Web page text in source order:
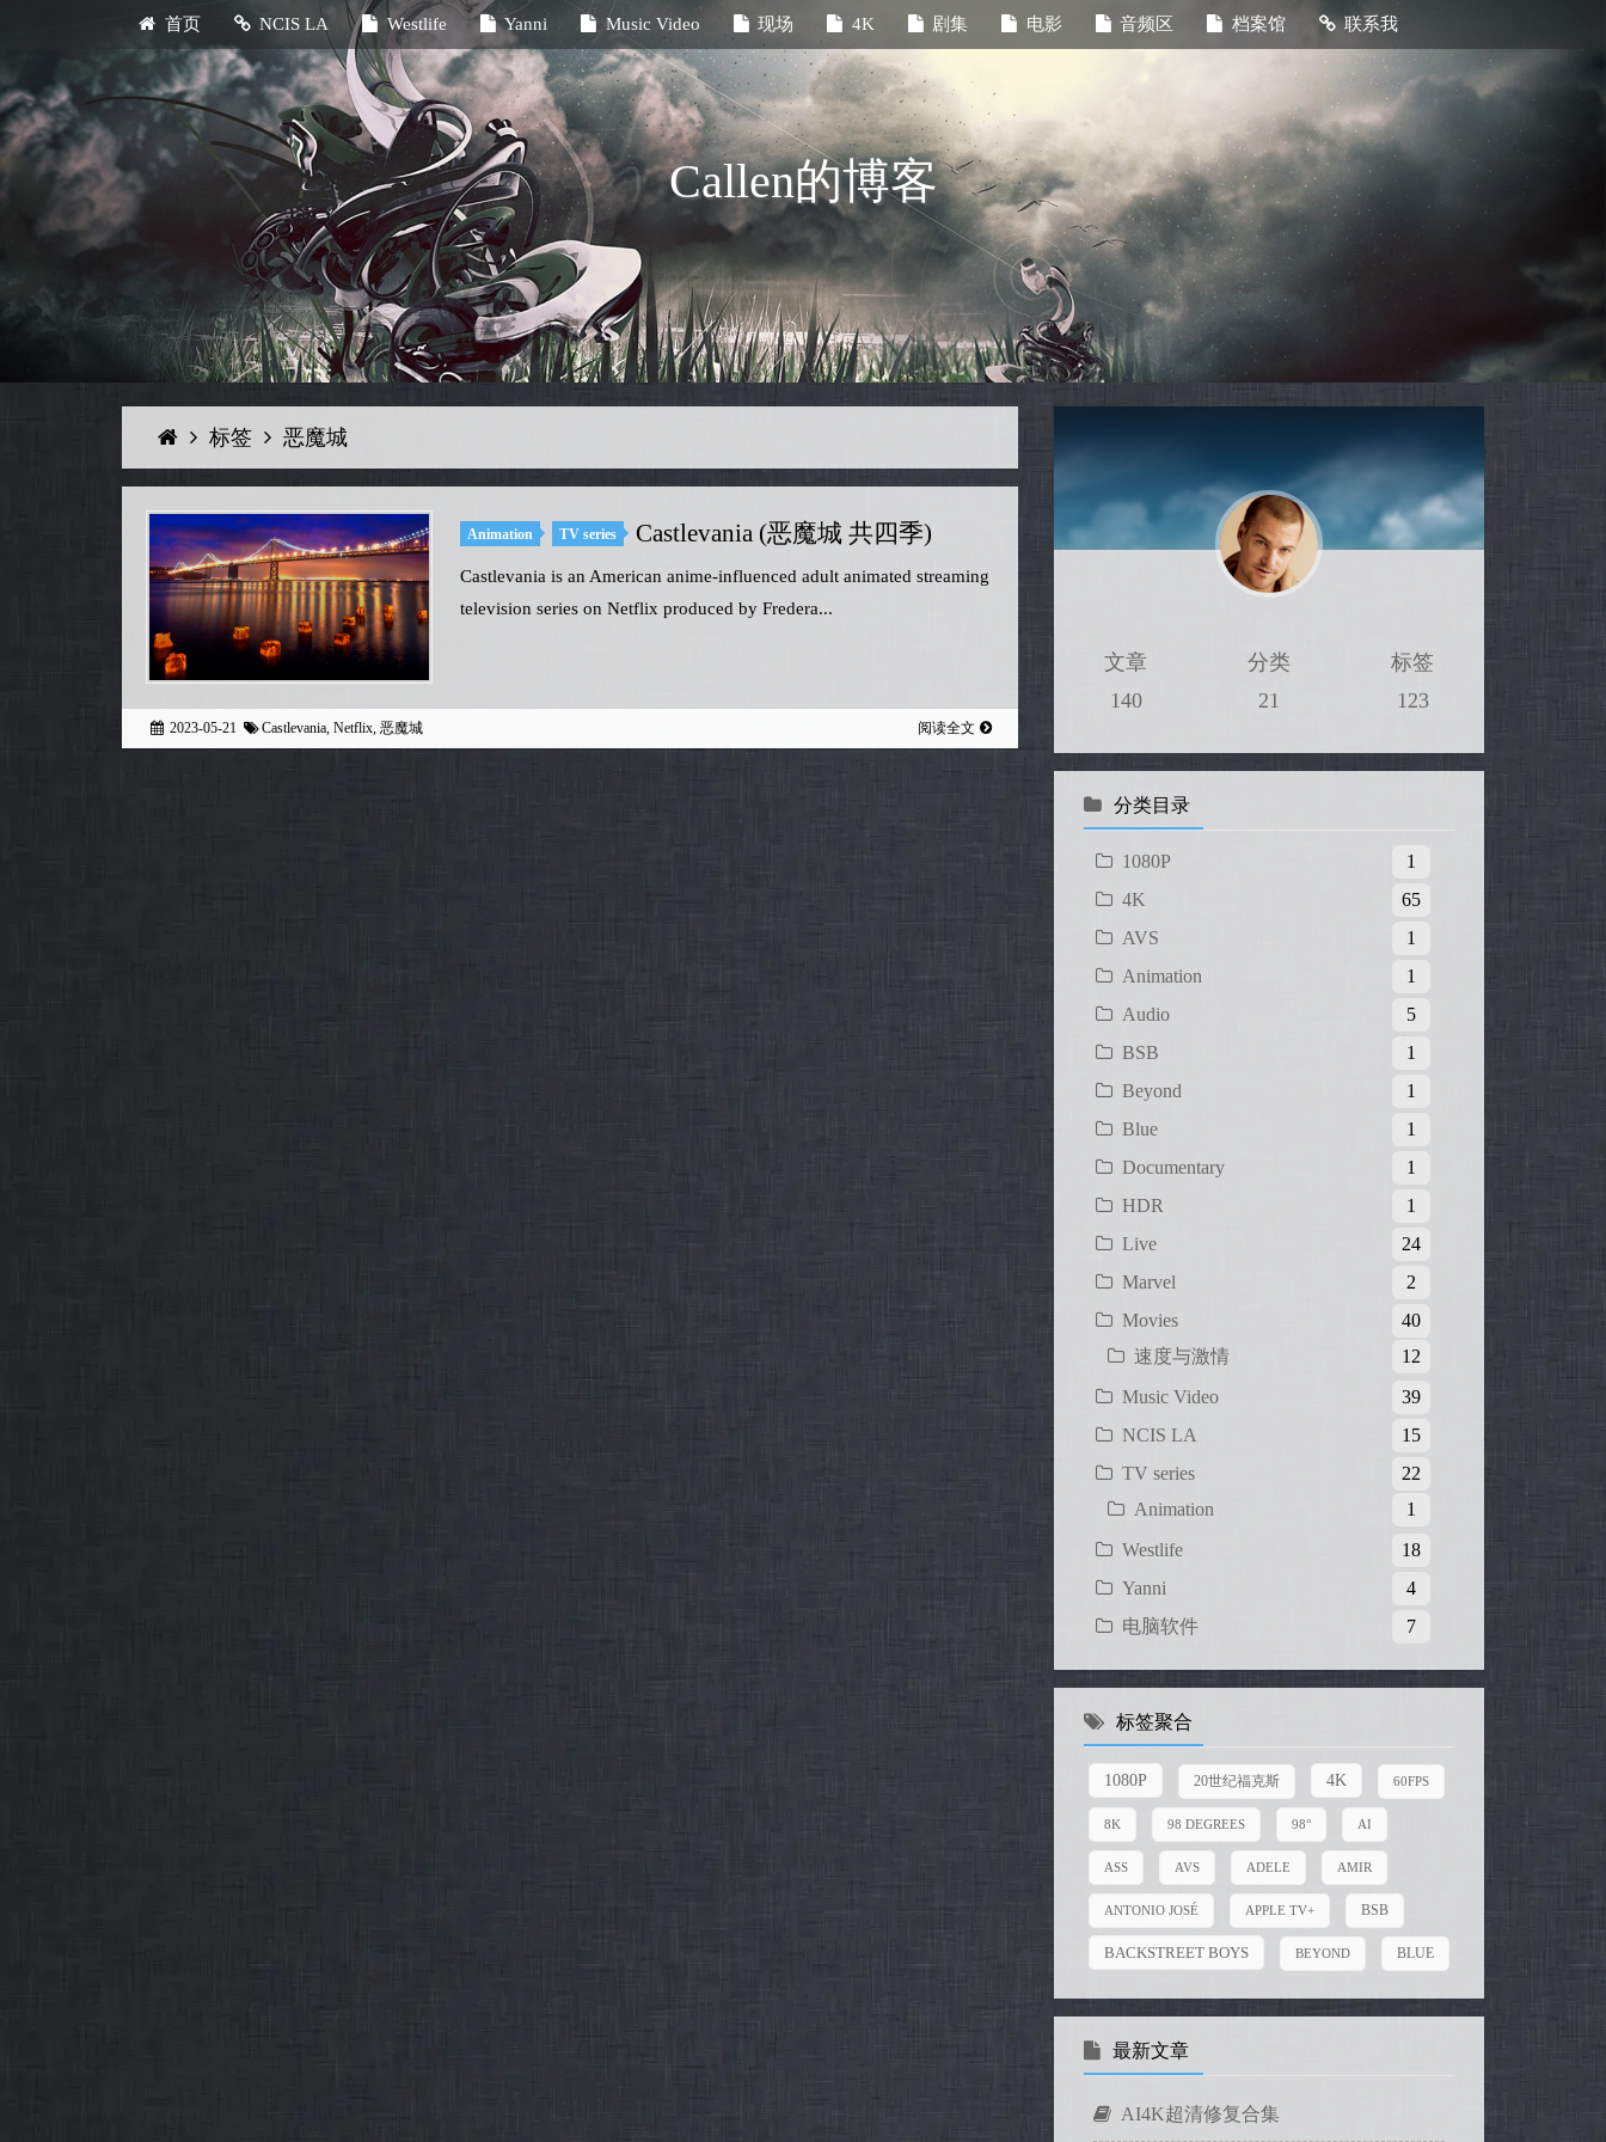
首页 NCIS LA Westlife Yanni Music Video 现场 4K 剧集 电影 音频区 档案馆 联系我
Callen的博客
标签 恶魔城
Animation TV series Castlevania (恶魔城 共四季)
Castlevania is an American anime-influenced adult animated streaming
television series on Netflix produced by Fredera...
2023-05-21 Castlevania,Netflix,恶魔城 阅读全文
文章
140
分类
21
标签
123
分类目录
1080P
1
4K
65
AVS
1
Animation
1
Audio
5
BSB
1
Beyond
1
Blue
1
Documentary
1
HDR
1
Live
24
Marvel
2
Movies
40
速度与激情
12
Music Video
39
NCIS LA
15
TV series
22
Animation
1
Westlife
18
Yanni
4
电脑软件
7
标签聚合
1080P 20世纪福克斯 4K 60FPS
8K 98 DEGREES 98° AI
ASS AVS ADELE AMIR
ANTONIO JOSÉ APPLE TV+ BSB
BACKSTREET BOYS BEYOND BLUE
最新文章
AI4K超清修复合集